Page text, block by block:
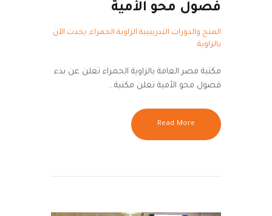
فصول محو الأمية
المنح والدورات التدريبيبة الزاوية الحمراء, يحدث الآن
بالزاوية
مكتبة مصر العامة بالزاوية الحمراء تعلن عن بدء
فصول محو الأمية تعلن مكتبة…
Read More